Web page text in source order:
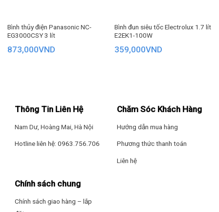
Đặc biệt hữu ích khi sử dụng ban đêm, đảm bảo giấc ngủ
thoải mái.
dàng hòa hợp với mọi nội thất.
nhà nhỏ.
Quạt cho phép điều chỉnh chiều cao linh hoạt, phù hợp với
nhiều vị trí sử dụng.
Bình thủy điện Panasonic NC-
EG3000CSY 3 lít
873,000VND
Bình đun siêu tốc Electrolux 1.7 lít
E2EK1-100W
359,000VND
Thông Tin Liên Hệ
Nam Dư, Hoàng Mai, Hà Nội
Hotline liên hệ: 0963.756.706
Chăm Sóc Khách Hàng
Hướng dẫn mua hàng
Phương thức thanh toán
Liên hệ
Chính sách chung
Chính sách giao hàng – lắp